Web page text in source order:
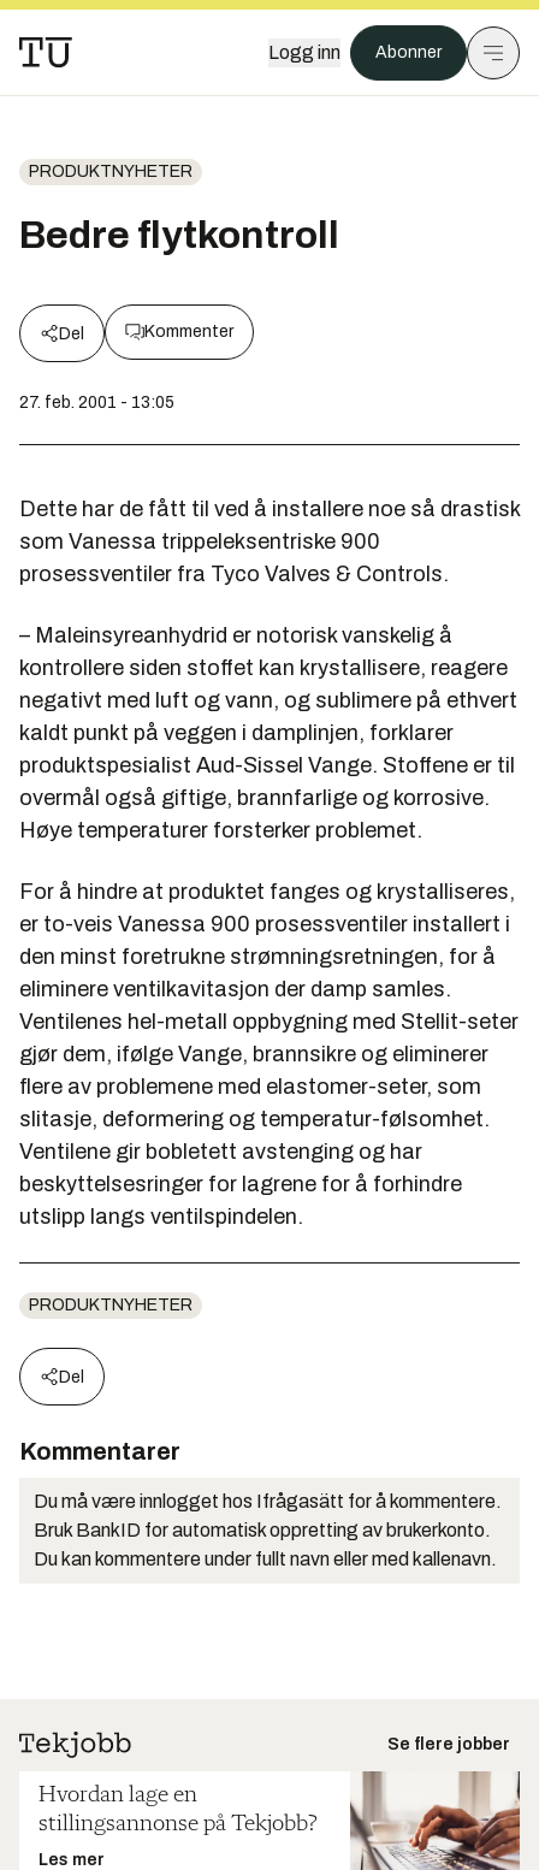
Logg inn Abonner
PRODUKTNYHETER
Bedre flytkontroll
Del Kommenter
27. feb. 2001 - 13:05
Dette har de fått til ved å installere noe så drastisk
som Vanessa trippeleksentriske 900
prosessventiler fra Tyco Valves & Controls.
– Maleinsyreanhydrid er notorisk vanskelig å
kontrollere siden stoffet kan krystallisere, reagere
negativt med luft og vann, og sublimere på ethvert
kaldt punkt på veggen i damplinjen, forklarer
produktspesialist Aud-Sissel Vange. Stoffene er til
overmål også giftige, brannfarlige og korrosive.
Høye temperaturer forsterker problemet.
For å hindre at produktet fanges og krystalliseres,
er to-veis Vanessa 900 prosessventiler installert i
den minst foretrukne strømningsretningen, for å
eliminere ventilkavitasjon der damp samles.
Ventilenes hel-metall oppbygning med Stellit-seter
gjør dem, ifølge Vange, brannsikre og eliminerer
flere av problemene med elastomer-seter, som
slitasje, deformering og temperatur-følsomhet.
Ventilene gir bobletett avstenging og har
beskyttelsesringer for lagrene for å forhindre
utslipp langs ventilspindelen.
PRODUKTNYHETER
Del
Kommentarer
Du må være innlogget hos Ifrågasätt for å kommentere.
Bruk BankID for automatisk oppretting av brukerkonto.
Du kan kommentere under fullt navn eller med kallenavn.
Se flere jobber
Hvordan lage en
stillingsannonse på Tekjobb?
Les mer